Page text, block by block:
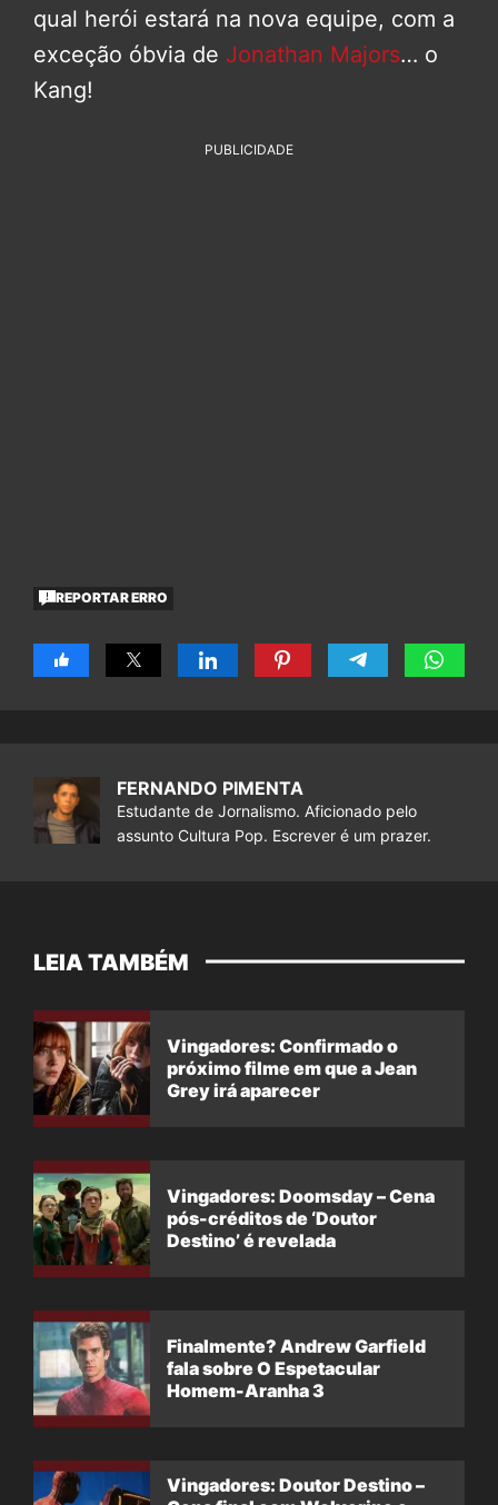
qual herói estará na nova equipe, com a
exceção óbvia de Jonathan Majors… o
Kang!
PUBLICIDADE
REPORTAR ERRO
FERNANDO PIMENTA
Estudante de Jornalismo. Aficionado pelo
assunto Cultura Pop. Escrever é um prazer.
LEIA TAMBÉM
Vingadores: Confirmado o
próximo filme em que a Jean
Grey irá aparecer
Vingadores: Doomsday – Cena
pós-créditos de ‘Doutor
Destino’ é revelada
Finalmente? Andrew Garfield
fala sobre O Espetacular
Homem-Aranha 3
Vingadores: Doutor Destino –